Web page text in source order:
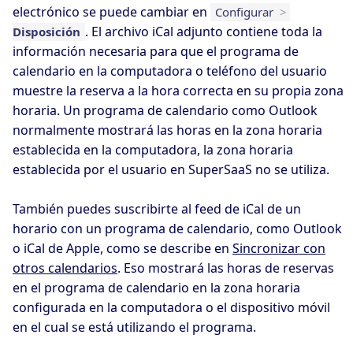
electrónico se puede cambiar en Configurar >
Disposición . El archivo iCal adjunto contiene toda la
información necesaria para que el programa de
calendario en la computadora o teléfono del usuario
muestre la reserva a la hora correcta en su propia zona
horaria. Un programa de calendario como Outlook
normalmente mostrará las horas en la zona horaria
establecida en la computadora, la zona horaria
establecida por el usuario en SuperSaaS no se utiliza.
También puedes suscribirte al feed de iCal de un
horario con un programa de calendario, como Outlook
o iCal de Apple, como se describe en Sincronizar con
otros calendarios. Eso mostrará las horas de reservas
en el programa de calendario en la zona horaria
configurada en la computadora o el dispositivo móvil
en el cual se está utilizando el programa.